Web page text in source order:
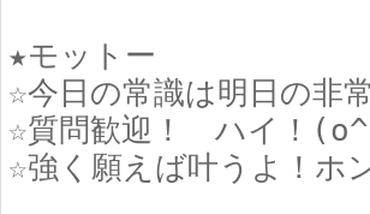
★モットー
☆今日の常識は明日の非
☆質問歓迎！ ハイ！
☆強く願えば叶うよ！ホ